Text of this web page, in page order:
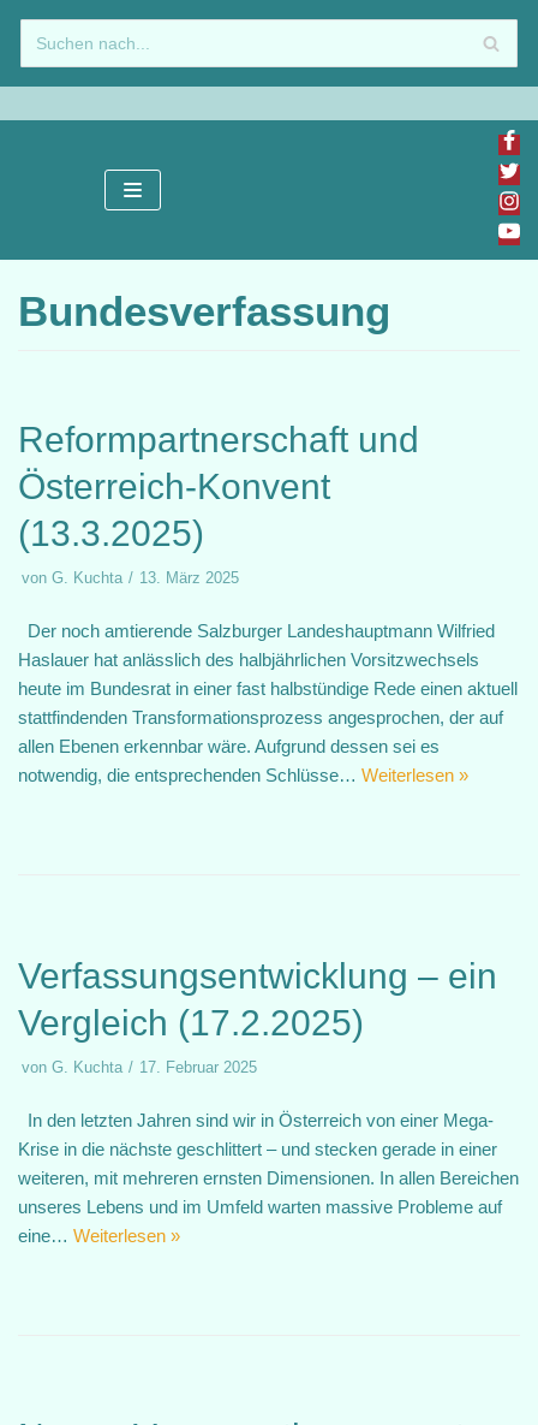
Zum
Inhalt
springen
Bundesverfassung
Reformpartnerschaft und
Österreich-Konvent
(13.3.2025)
von G. Kuchta 13. März 2025
Der noch amtierende Salzburger Landeshauptmann Wilfried
Haslauer hat anlässlich des halbjährlichen Vorsitzwechsels
heute im Bundesrat in einer fast halbstündige Rede einen aktuell
stattfindenden Transformationsprozess angesprochen, der auf
allen Ebenen erkennbar wäre. Aufgrund dessen sei es
notwendig, die entsprechenden Schlüsse… Weiterlesen »
Verfassungsentwicklung – ein
Vergleich (17.2.2025)
von G. Kuchta 17. Februar 2025
In den letzten Jahren sind wir in Österreich von einer Mega-
Krise in die nächste geschlittert – und stecken gerade in einer
weiteren, mit mehreren ernsten Dimensionen. In allen Bereichen
unseres Lebens und im Umfeld warten massive Probleme auf
eine… Weiterlesen »